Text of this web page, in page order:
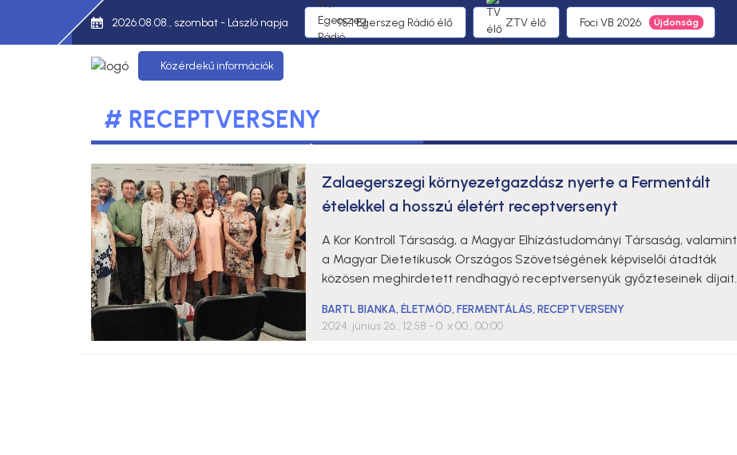
2026.08.08., szombat - László napja 95,1 Egerszeg Rádió élő ZTV élő Foci VB 2026
Közérdekű információk
# RECEPTVERSENY
Zalaegerszegi környezetgazdász nyerte a Fermentált
ételekkel a hosszú életért receptversenyt
A Kor Kontroll Társaság, a Magyar Elhízástudományi Társaság, valamint
a Magyar Dietetikusok Országos Szövetségének képviselői átadták
közösen meghirdetett rendhagyó receptversenyük győzteseinek díjait.
BARTL BIANKA,ÉLETMÓD,FERMENTÁLÁS,RECEPTVERSENY
2024. június 26., 12:58 - 0. x 00., 00:00